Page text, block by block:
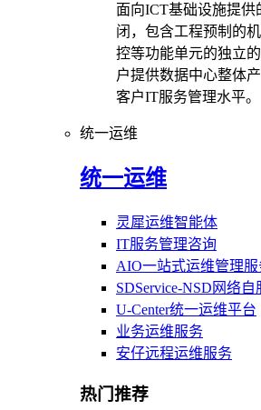
面向ICT基础设施提供
闭，包含工程预制的
控等功能单元的独立
户提供数据中心整体
客户IT服务管理水平。
统一运维
统一运维
灵犀运维智能体
IT服务管理咨询
AIO一站式运维管理服
SDService-NSD网络
U-Center统一运维平台
业务运维服务
安仔远程运维服务
热门推荐